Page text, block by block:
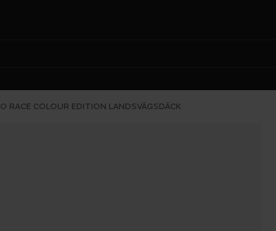
RACE COLOUR EDITION LANDSVÄGSDÄCK